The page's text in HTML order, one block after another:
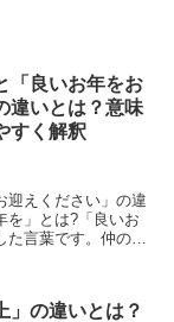
「良いお年をお
違いとは？意味
すく解釈
迎えください」の違
を」とは?「良いお
た言葉です。仲の良
」の違いとは？